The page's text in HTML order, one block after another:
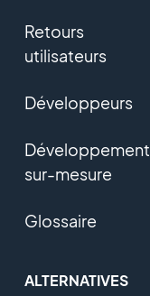
Retours
utilisateurs
Développeurs
Développement
sur-mesure
Glossaire
ALTERNATIVES